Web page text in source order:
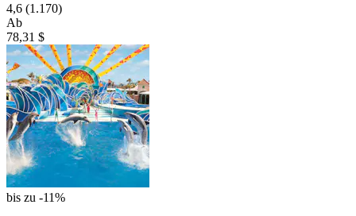
4,6 (1.170)
Ab
78,31 $
bis zu -11%